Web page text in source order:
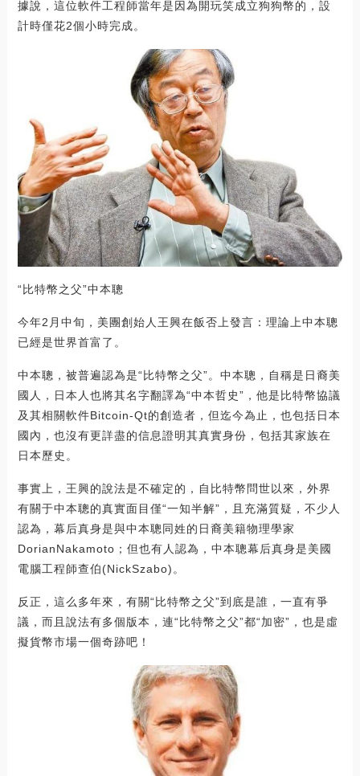
據說，這位軟件工程師當年是因為開玩笑成立狗狗幣的，設
計時僅花2個小時完成。
“比特幣之父”中本聰
今年2月中旬，美團創始人王興在飯否上發言：理論上中本聰
已經是世界首富了。
中本聰，被普遍認為是“比特幣之父”。中本聰，自稱是日裔美
國人，日本人也將其名字翻譯為“中本哲史”，他是比特幣協議
及其相關軟件Bitcoin-Qt的創造者，但迄今為止，也包括日本
國內，也沒有更詳盡的信息證明其真實身份，包括其家族在
日本歷史。
事實上，王興的說法是不確定的，自比特幣問世以來，外界
有關于中本聰的真實面目僅“一知半解”，且充滿質疑，不少人
認為，幕后真身是與中本聰同姓的日裔美籍物理學家
DorianNakamoto；但也有人認為，中本聰幕后真身是美國
電腦工程師查伯(NickSzabo)。
反正，這么多年來，有關“比特幣之父”到底是誰，一直有爭
議，而且說法有多個版本，連“比特幣之父”都“加密”，也是虛
擬貨幣市場一個奇跡吧！